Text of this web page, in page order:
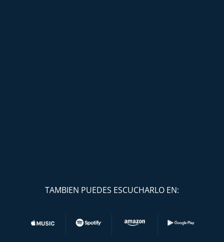
TAMBIEN PUEDES ESCUCHARLO EN: